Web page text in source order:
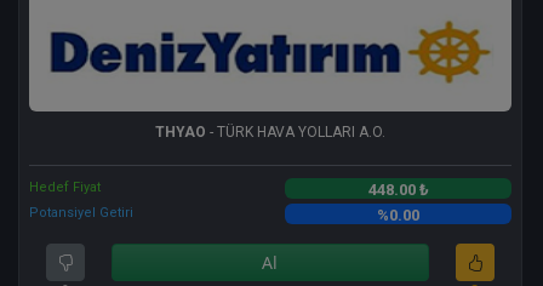
THYAO - TÜRK HAVA YOLLARI A.O.
Hedef Fiyat 448.00 ₺
Potansiyel Getiri %0.00
Al